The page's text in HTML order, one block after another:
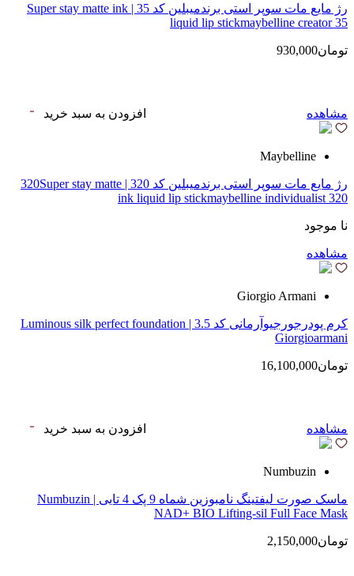
رژ مایع مات سوپر استی‌ برندمیبلین کد 35 | Super stay matte ink
liquid lip stickmaybelline creator 35
تومان930,000
مشاهده افزودن به سبد خرید
Maybelline
رژ مایع مات سوپر استی‌ برندمیبلین کد 320 | 320Super stay matte
ink liquid lip stickmaybelline individualist 320
نا موجود
مشاهده
Giorgio Armani
کرم پودرجورجیوآرمانی کد 3.5 | Luminous silk perfect foundation
Giorgioarmani
تومان16,100,000
مشاهده افزودن به سبد خرید
Numbuzin
ماسک صورت لیفتینگ نامبوزین شماه 9 پک 4 تایی | Numbuzin
NAD+ BIO Lifting-sil Full Face Mask
تومان2,150,000